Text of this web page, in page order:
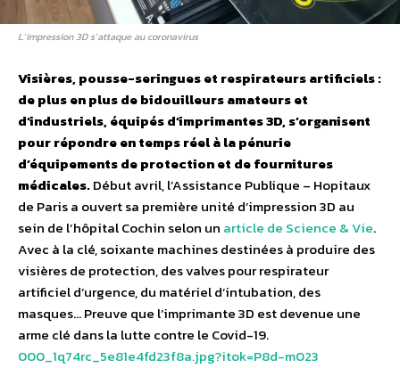
L’impression 3D s’attaque au coronavirus
Visières, pousse-seringues et respirateurs artificiels :
de plus en plus de bidouilleurs amateurs et
d’industriels, équipés d’imprimantes 3D, s’organisent
pour répondre en temps réel à la pénurie
d’équipements de protection et de fournitures
médicales.Début avril, l’Assistance Publique – Hopitaux
de Paris a ouvert sa première unité d’impression 3D au
sein de l’hôpital Cochin selon un article de Science & Vie.
Avec à la clé, soixante machines destinées à produire des
visières de protection, des valves pour respirateur
artificiel d’urgence, du matériel d’intubation, des
masques… Preuve que l’imprimante 3D est devenue une
arme clé dans la lutte contre le Covid-19.
000_1q74rc_5e81e4fd23f8a.jpg?itok=P8d-m023